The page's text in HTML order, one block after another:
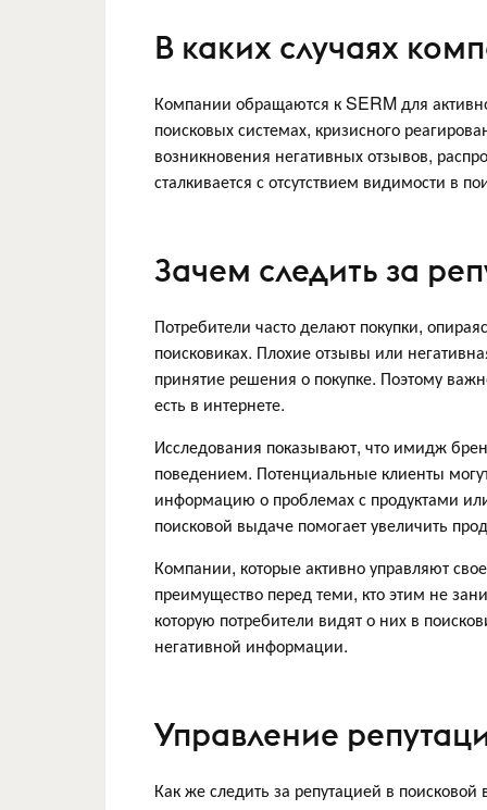
В каких случаях
Компании обращаются к SERM для
поисковых системах, кризисного
возникновения негативных отзывов,
сталкивается с отсутствием видимости в
Зачем следить за
Потребители часто делают покупки,
поисковиках. Плохие отзывы или
принятие решения о покупке. Поэтому
есть в интернете.
Исследования показывают, что имидж
поведением. Потенциальные клиенты
информацию о проблемах с продуктами
поисковой выдаче помогает увеличить
Компании, которые активно управляют
преимущество перед теми, кто этим не
которую потребители видят о них в
негативной информации.
Управление
Как же следить за репутацией в